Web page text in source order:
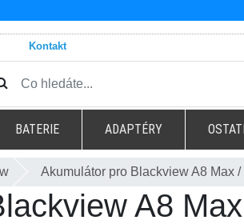
Kontakt
BATERIE ADAPTÉRY
Akumulátor pro Blackview A8 Max
A8